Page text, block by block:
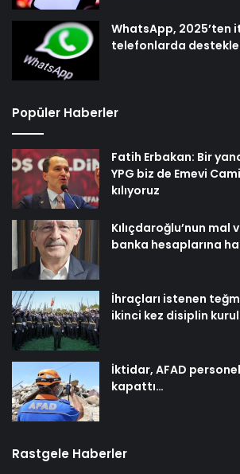
WhatsApp, 2025’ten
telefonlarda
Popüler Haberler
Fatih Erbakan: Bir
YPG biz de Emevi
kılıyoruz
Kılıçdaroğlu’nun mal
banka hesaplarına
İhraçları istenen
ikinci kez disiplin
İktidar, AFAD
kapattı…
Rastgele Haberler